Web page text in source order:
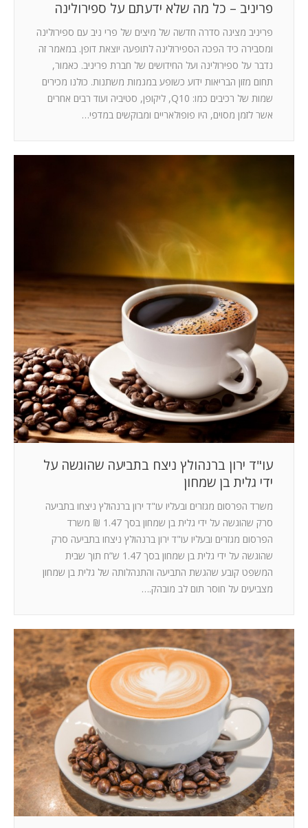
פריניב – כל מה שלא ידעתם על ספירולינה
פריניב מציגה סדרה חדשה של מיצים של פרי ניב עם ספירולינה
ומסבירה כיד הפכה הספירולינה לתופעה יוצאת דופן. במאמר זה
נדבר על ספירולינה ועל החידושים של חברת פריניב. כאמור,
תחום מזון הבריאות ידוע כשופע במגמות משתנות. כולנו מכירים
שמות של רכיבים כמו: Q10, ליקופן, סטיביה ועוד רבים אחרים
אשר לזמן מסוים, היו פופולאריים ומבוקשים במדפי…
עו"ד ירון ברנהולץ ניצח בתביעה שהוגשה על
ידי גלית בן שמחון
משרד הפרסום מגזרים ובעליו עו"ד ירון ברנהולץ ניצחו בתביעה
סרק שהוגשה על ידי גלית בן שמחון בסך 1.47 ₪ משרד
הפרסום מגזרים ובעליו עו"ד ירון ברנהולץ ניצחו בתביעה סרק
שהוגשה על ידי גלית בן שמחון בסך 1.47 ש”ח תוך שבית
המשפט קובע שהגשת התביעה והתנהלותה של גלית בן שמחון
מצביעים על חוסר תום לב מובהק.…